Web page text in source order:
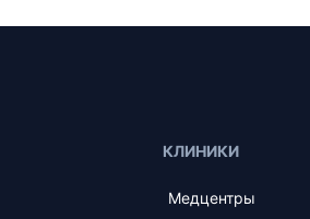
КЛИНИКИ
Медцентры